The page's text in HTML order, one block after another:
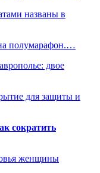
названы в
полумарафон.…
двое
для защиты и
сократить
женщины